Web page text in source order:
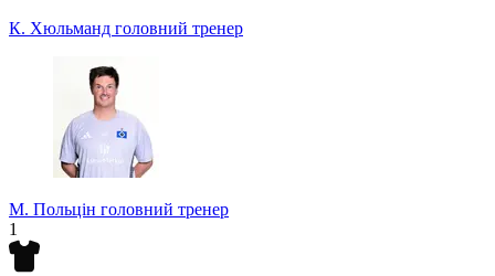
К. Хюльманд головний тренер
М. Польцін головний тренер
1